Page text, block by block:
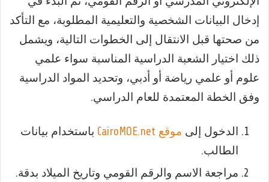
إدخال البيانات الشخصية والتعليمية المطلوبة، مع التأكد
من صحتها قبل الانتقال إلى الخطوات التالية، ويشمل
ذلك اختيار الشعبة الدراسية المناسبة سواء علمي
علوم أو علمي رياضة أو أدبي، وتحديد المواد الدراسية
وفق الخطة المعتمدة للعام الدراسي.
الدخول إلى موقع CairoMOE.net
باستخدام بيانات
الطالب.
مراجعة الاسم والرقم القومي وتاريخ الميلاد بدقة.